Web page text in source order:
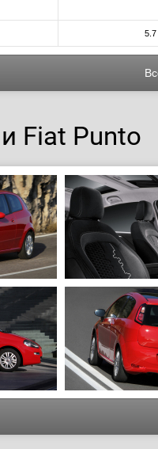
5.7
Fiat Punto